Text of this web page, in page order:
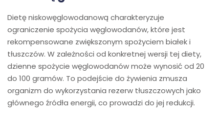
Dietę niskowęglowodanową charakteryzuje
ograniczenie spożycia węglowodanów, które jest
rekompensowane zwiększonym spożyciem białek i
tłuszczów. W zależności od konkretnej wersji tej diety,
dzienne spożycie węglowodanów może wynosić od 20
do 100 gramów. To podejście do żywienia zmusza
organizm do wykorzystania rezerw tłuszczowych jako
głównego źródła energii, co prowadzi do jej redukcji.